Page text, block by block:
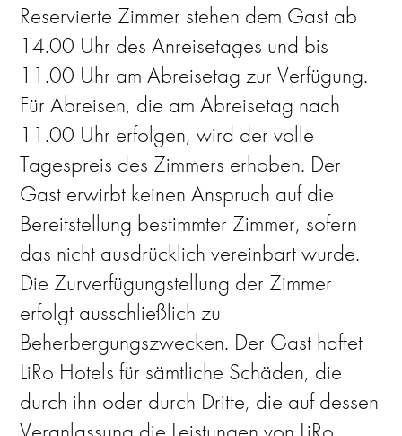
Reservierte Zimmer stehen dem Gast ab
14.00 Uhr des Anreisetages und bis
11.00 Uhr am Abreisetag zur Verfügung.
Für Abreisen, die am Abreisetag nach
11.00 Uhr erfolgen, wird der volle
Tagespreis des Zimmers erhoben. Der
Gast erwirbt keinen Anspruch auf die
Bereitstellung bestimmter Zimmer, sofern
das nicht ausdrücklich vereinbart wurde.
Die Zurverfügungstellung der Zimmer
erfolgt ausschließlich zu
Beherbergungszwecken. Der Gast haftet
LiRo Hotels für sämtliche Schäden, die
durch ihn oder durch Dritte, die auf dessen